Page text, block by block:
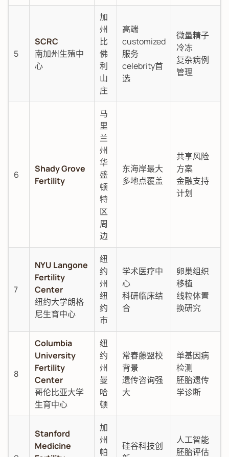
5
SCRC
南加州生殖中
心
加
州
比
佛
利
山
庄
高端
customized
服务
celebrity首
选
微量精子
冷冻
复杂病例
管理
6
Shady Grove
Fertility
马
里
兰
州
华
盛
顿
特
区
周
边
东海岸最大
多地点覆盖
共享风险
方案
金融支持
计划
7
NYU Langone
Fertility
Center
纽约大学朗格
尼生育中心
纽
约
州
纽
约
市
学术医疗中
心
科研临床结
合
卵巢组织
移植
线粒体置
换研究
8
Columbia
University
Fertility
Center
哥伦比亚大学
生育中心
纽
约
州
曼
哈
顿
常春藤盟校
背景
遗传咨询强
大
单基因病
检测
胚胎遗传
学诊断
Stanford
Medicine
加
州
帕
硅谷科技创
人工智能
胚胎评估